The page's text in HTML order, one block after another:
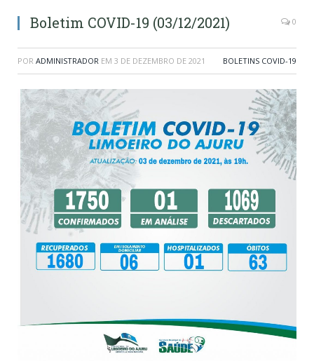
Boletim COVID-19 (03/12/2021) 0
POR ADMINISTRADOR EM 3 DE DEZEMBRO DE 2021 BOLETINS COVID-19